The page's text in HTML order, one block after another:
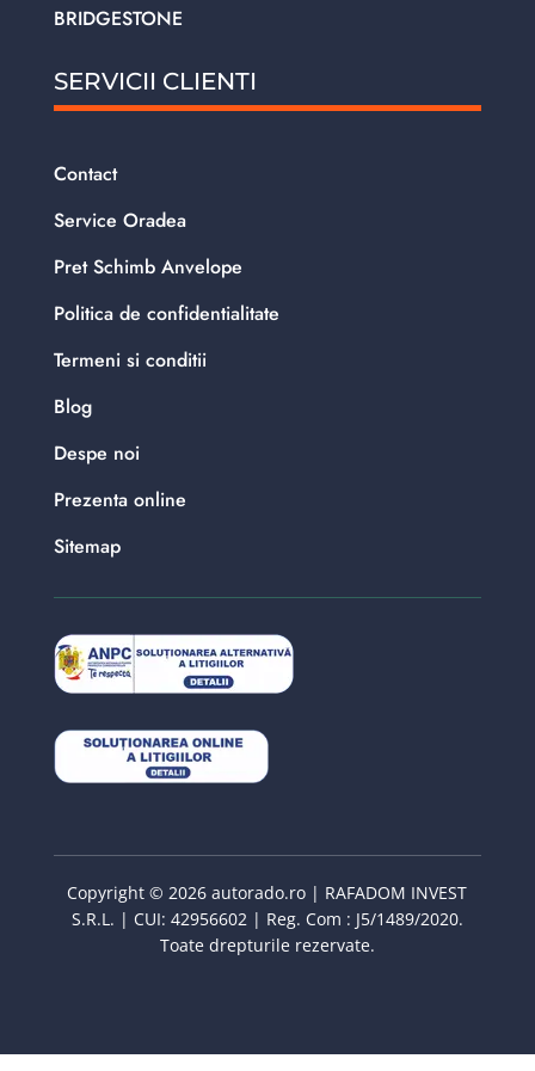
BRIDGESTONE
SERVICII CLIENTI
Contact
Service Oradea
Pret Schimb Anvelope
Politica de confidentialitate
Termeni si conditii
Blog
Despe noi
Prezenta online
Sitemap
Copyright © 2026 autorado.ro | RAFADOM INVEST
S.R.L. | CUI: 42956602 | Reg. Com : J5/1489/2020.
Toate drepturile rezervate.